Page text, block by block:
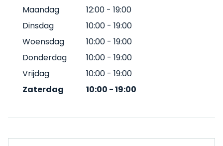
Maandag
12:00 - 19:00
Dinsdag
10:00 - 19:00
Woensdag
10:00 - 19:00
Donderdag
10:00 - 19:00
Vrijdag
10:00 - 19:00
Zaterdag
10:00 -19:00